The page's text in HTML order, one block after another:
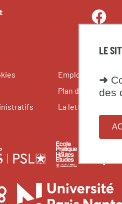
LE
➜
des
Emplois et stages
Plan du site
La lettre du
École
nationale
des
chartes
École
pratique
hautes
Université